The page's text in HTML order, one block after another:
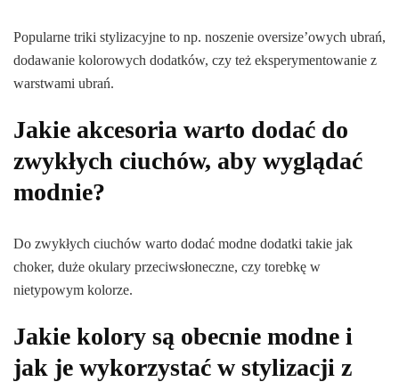
Popularne triki stylizacyjne to np. noszenie oversize’owych ubrań,
dodawanie kolorowych dodatków, czy też eksperymentowanie z
warstwami ubrań.
Jakie akcesoria warto dodać do
zwykłych ciuchów, aby wyglądać
modnie?
Do zwykłych ciuchów warto dodać modne dodatki takie jak
choker, duże okulary przeciwsłoneczne, czy torebkę w
nietypowym kolorze.
Jakie kolory są obecnie modne i
jak je wykorzystać w stylizacji z